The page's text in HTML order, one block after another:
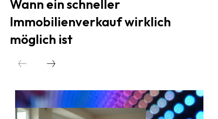
Wann ein schneller
Immobilienverkauf wirklich
möglich ist